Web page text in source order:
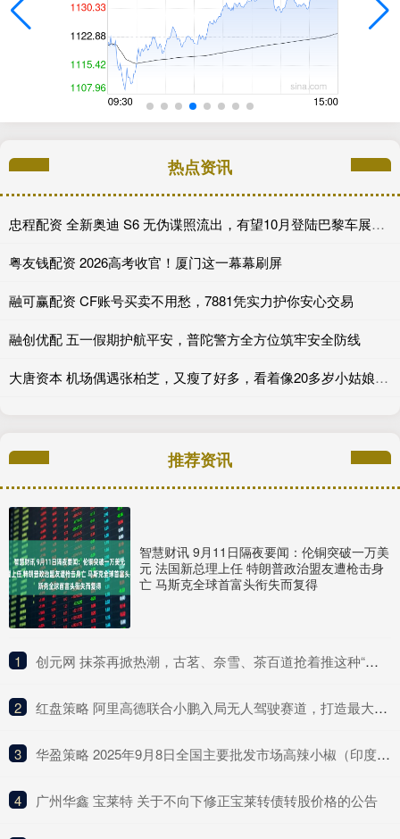
热点资讯
忠程配资 全新奥迪 S6 无伪谍照流出，有望10月登陆巴黎车展完成首秀!
粤友钱配资 2026高考收官！厦门这一幕幕刷屏
融可赢配资 CF账号买卖不用愁，7881凭实力护你安心交易
融创优配 五一假期护航平安，普陀警方全方位筑牢安全防线
大唐资本 机场偶遇张柏芝，又瘦了好多，看着像20多岁小姑娘，状态碾压王菲_小朋友_性格_网友
推荐资讯
智慧财讯 9月11日隔夜要闻：伦铜突破一万美
元 法国新总理上任 特朗普政治盟友遭枪击身
亡 马斯克全球首富头衔失而复得
1 ​创元网 抹茶再掀热潮，古茗、奈雪、茶百道抢着推这种“浓”新品
2 ​红盘策略 阿里高德联合小鹏入局无人驾驶赛道，打造最大Robotaxi聚合平台
3 ​华盈策略 2025年9月8日全国主要批发市场高辣小椒（印度S17）价格行情
4 ​广州华鑫 宝莱特 关于不向下修正宝莱转债转股价格的公告